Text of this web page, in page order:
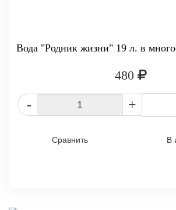
Вода "Родник жизни" 19 л. в
480
- +
Сравнить В